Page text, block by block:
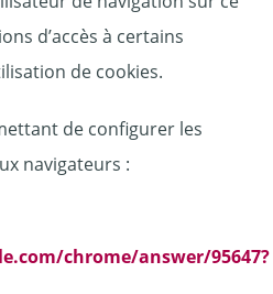
d’accès à certains
de cookies.
de configurer les
navigateurs :
chrome/answer/95647?